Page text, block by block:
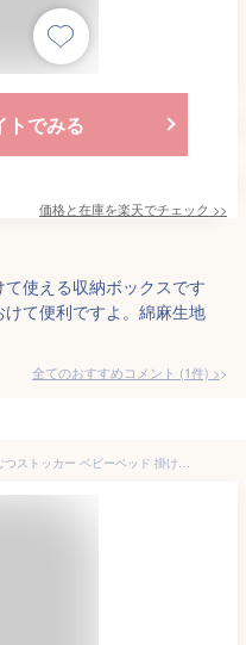
トでみる
価格と在庫を楽天でチェック >>
使える収納ボックスです
て便利ですよ。綿麻生地
全てのおすすめコメント (1件) >
ライクイット(like-it) ハンドル付き おむつストッカー ベビーベッド 掛けて使える ベビーケア収納 幅39x奥18.2x高22.2cm グレー 日本製